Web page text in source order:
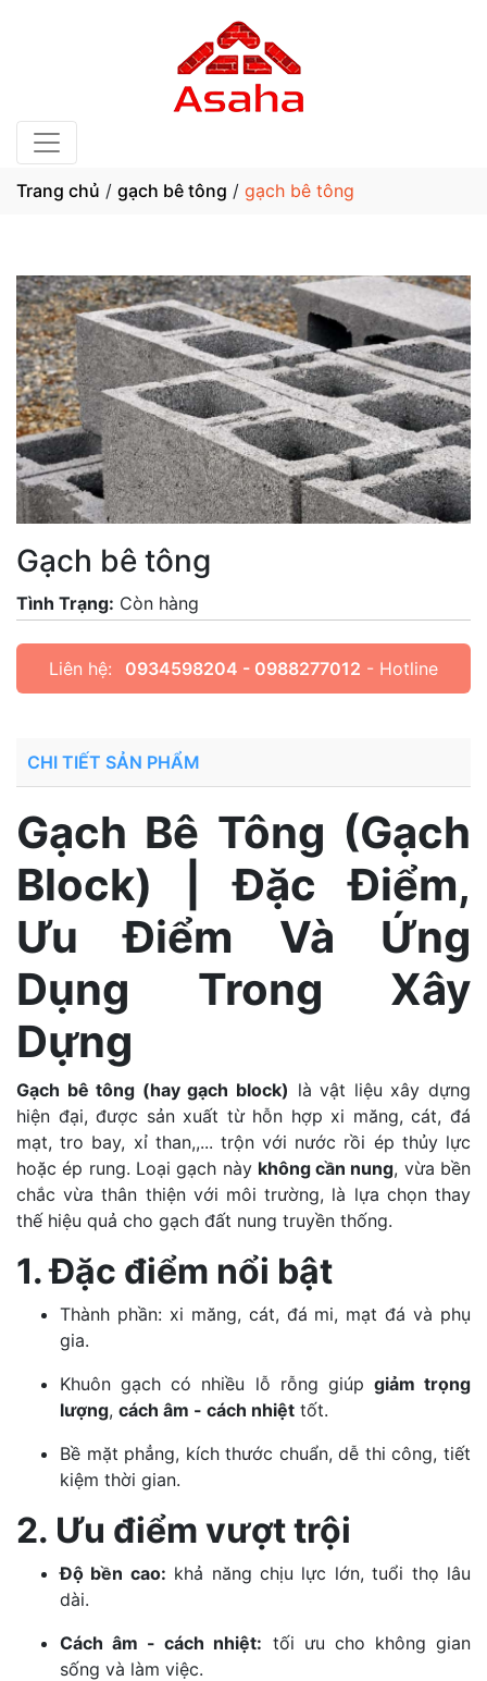
Trang chủ / gạch bê tông / gạch bê tông
Gạch bê tông
Tình Trạng: Còn hàng
Liên hệ: 0934598204 - 0988277012 - Hotline
CHI TIẾT SẢN PHẨM
Gạch Bê Tông (Gạch
Block) | Đặc Điểm,
Ưu Điểm Và Ứng
Dụng Trong Xây
Dựng
Gạch bê tông (hay gạch block) là vật liệu xây dựng
hiện đại, được sản xuất từ hỗn hợp xi măng, cát, đá
mạt, tro bay, xỉ than,,... trộn với nước rồi ép thủy lực
hoặc ép rung. Loại gạch này không cần nung, vừa bền
chắc vừa thân thiện với môi trường, là lựa chọn thay
thế hiệu quả cho gạch đất nung truyền thống.
1. Đặc điểm nổi bật
Thành phần: xi măng, cát, đá mi, mạt đá và phụ
gia.
Khuôn gạch có nhiều lỗ rỗng giúp giảm trọng
lượng, cách âm - cách nhiệt tốt.
Bề mặt phẳng, kích thước chuẩn, dễ thi công, tiết
kiệm thời gian.
2. Ưu điểm vượt trội
Độ bền cao: khả năng chịu lực lớn, tuổi thọ lâu
dài.
Cách âm - cách nhiệt: tối ưu cho không gian
sống và làm việc.